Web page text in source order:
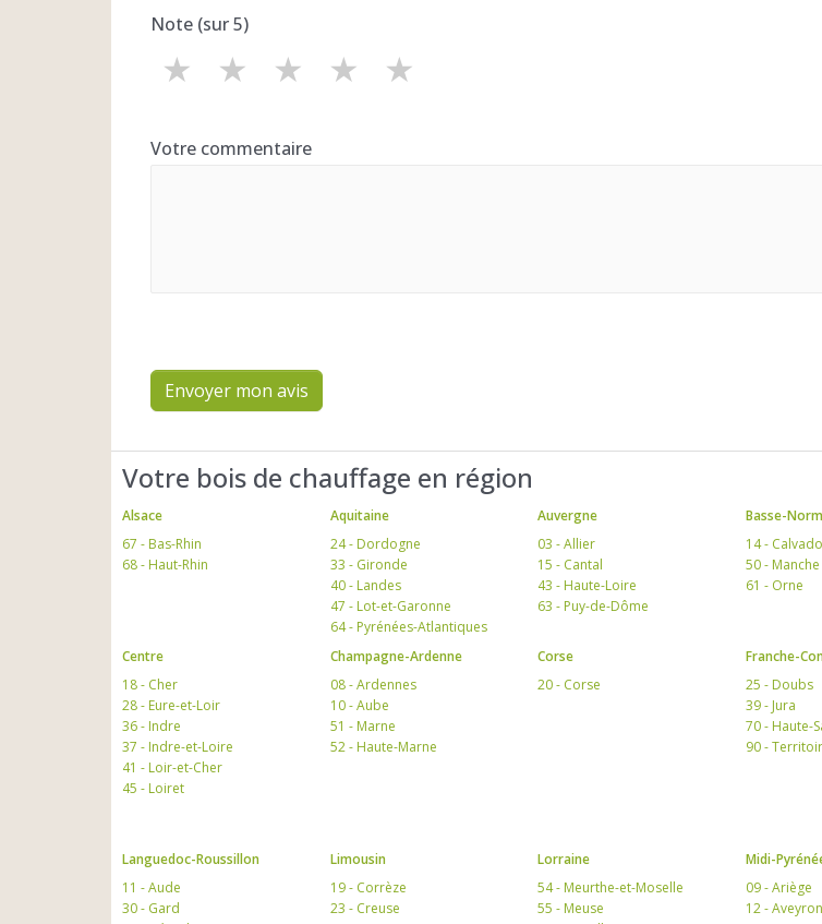
Note (sur 5)
★
★
★
★
★
Votre commentaire
Envoyer mon avis
Votre bois de chauffage en région
Alsace
67 - Bas-Rhin
68 - Haut-Rhin
Aquitaine
24 - Dordogne
33 - Gironde
40 - Landes
47 - Lot-et-Garonne
64 - Pyrénées-Atlantiques
Auvergne
03 - Allier
15 - Cantal
43 - Haute-Loire
63 - Puy-de-Dôme
Basse-
14 -
50 - Manche
61 - Orne
Centre
18 - Cher
28 - Eure-et-Loir
36 - Indre
37 - Indre-et-Loire
41 - Loir-et-Cher
45 - Loiret
Champagne-Ardenne
08 - Ardennes
10 - Aube
51 - Marne
52 - Haute-Marne
Corse
20 - Corse
Franche-
25 - Doubs
39 - Jura
70 - Haute-
90 -
Languedoc-Roussillon
11 - Aude
30 - Gard
Limousin
19 - Corrèze
23 - Creuse
Lorraine
54 - Meurthe-et-Moselle
55 - Meuse
Midi-
09 - Ariège
12 - Aveyron